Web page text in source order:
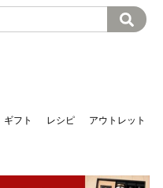
ギフト レシピ アウトレット